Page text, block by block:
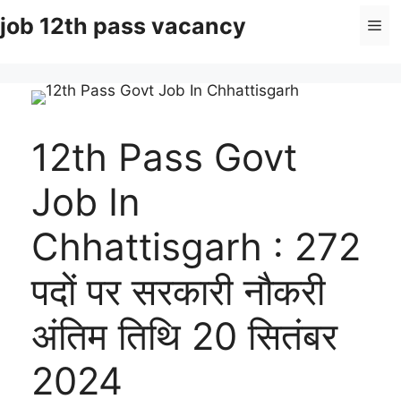
to
job 12th pass vacancy
12th Pass Govt
Job In
Chhattisgarh : 272
पदों पर सरकारी नौकरी
अंतिम तिथि 20 सितंबर
2024